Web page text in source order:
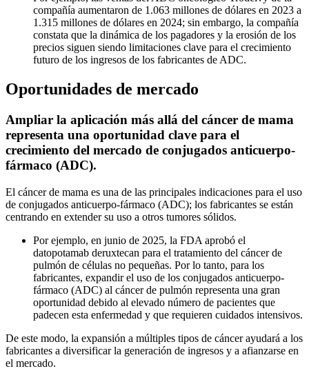
compañía aumentaron de 1.063 millones de dólares en 2023 a
1.315 millones de dólares en 2024; sin embargo, la compañía
constata que la dinámica de los pagadores y la erosión de los
precios siguen siendo limitaciones clave para el crecimiento
futuro de los ingresos de los fabricantes de ADC.
Oportunidades de mercado
Ampliar la aplicación más allá del cáncer de mama
representa una oportunidad clave para el
crecimiento del mercado de conjugados anticuerpo-
fármaco (ADC).
El cáncer de mama es una de las principales indicaciones para el uso
de conjugados anticuerpo-fármaco (ADC); los fabricantes se están
centrando en extender su uso a otros tumores sólidos.
Por ejemplo, en junio de 2025, la FDA aprobó el
datopotamab deruxtecan para el tratamiento del cáncer de
pulmón de células no pequeñas. Por lo tanto, para los
fabricantes, expandir el uso de los conjugados anticuerpo-
fármaco (ADC) al cáncer de pulmón representa una gran
oportunidad debido al elevado número de pacientes que
padecen esta enfermedad y que requieren cuidados intensivos.
De este modo, la expansión a múltiples tipos de cáncer ayudará a los
fabricantes a diversificar la generación de ingresos y a afianzarse en
el mercado.